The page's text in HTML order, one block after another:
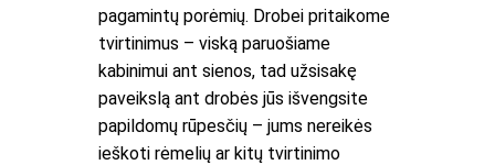
pagamintų porėmių. Drobei pritaikome
tvirtinimus – viską paruošiame
kabinimui ant sienos, tad užsisakę
paveikslą ant drobės jūs išvengsite
papildomų rūpesčių – jums nereikės
ieškoti rėmelių ar kitų tvirtinimo